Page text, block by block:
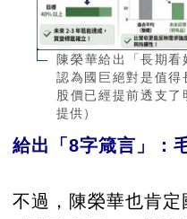
陳榮華給出「長期
認為國巨絕對是值得
股價已經提前透支
提供）
給出「8字箴言」：
不過，陳榮華也肯